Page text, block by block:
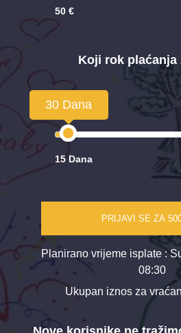
50 €
Koji rok plaćanja
30 Dana
15 Dana
PRIJAVI SE ZA
Planirano vrijeme isplate :
08:30
Ukupan iznos za